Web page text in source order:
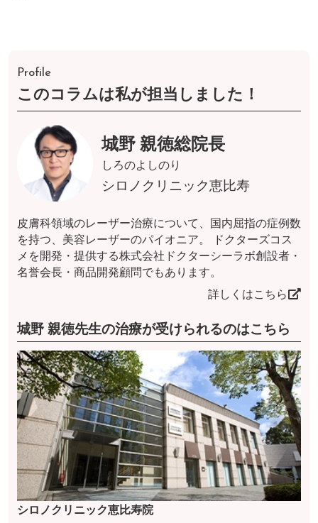
Profile
このコラムは私が担当しました！
城野 親徳総院長
しろのよしのり
シロノクリニック恵比寿
皮膚科領域のレーザー治療について、国内屈指の症例数
を持つ、美容レーザーのパイオニア。 ドクターズコス
メを開発・提供する株式会社ドクターシーラボ創設者・
名誉会長・商品開発顧問でもあります。
詳しくはこちら
城野 親徳先生の治療が受けられるのはこちら
シロノクリニック恵比寿院